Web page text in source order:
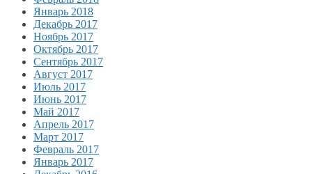
Январь 2018
Декабрь 2017
Ноябрь 2017
Октябрь 2017
Сентябрь 2017
Август 2017
Июль 2017
Июнь 2017
Май 2017
Апрель 2017
Март 2017
Февраль 2017
Январь 2017